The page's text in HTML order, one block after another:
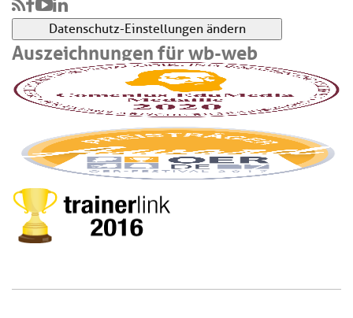
Datenschutz-Einstellungen ändern
Auszeichnungen für wb-web